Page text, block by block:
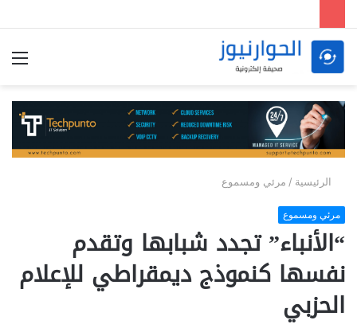
الرئيسية / مرئي ومسموع
مرئي ومسموع
“الأنباء” تجدد شبابها وتقدم
نفسها كنموذج ديمقراطي للإعلام
الحزبي